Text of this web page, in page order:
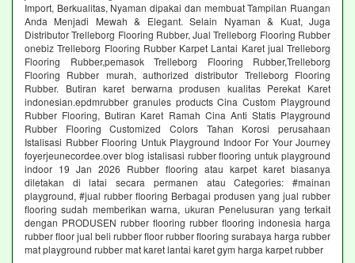
Import, Berkualitas, Nyaman dipakai dan membuat Tampilan Ruangan
Anda Menjadi Mewah & Elegant. Selain Nyaman & Kuat, Juga
Distributor Trelleborg Flooring Rubber, Jual Trelleborg Flooring Rubber
onebiz Trelleborg Flooring Rubber Karpet Lantai Karet jual Trelleborg
Flooring Rubber,pemasok Trelleborg Flooring Rubber,Trelleborg
Flooring Rubber murah, authorized distributor Trelleborg Flooring
Rubber. Butiran karet berwarna produsen kualitas Perekat Karet
indonesian.epdmrubber granules products Cina Custom Playground
Rubber Flooring, Butiran Karet Ramah Cina Anti Statis Playground
Rubber Flooring Customized Colors Tahan Korosi perusahaan
Istalisasi Rubber Flooring Untuk Playground Indoor For Your Journey
foyerjeunecordee.over blog istalisasi rubber flooring untuk playground
indoor 19 Jan 2026 Rubber flooring atau karpet karet biasanya
diletakan di latai secara permanen atau Categories: #mainan
playground, #jual rubber flooring Berbagai produsen yang jual rubber
flooring sudah memberikan warna, ukuran Penelusuran yang terkait
dengan PRODUSEN rubber flooring rubber flooring indonesia harga
rubber floor jual beli rubber floor rubber flooring surabaya harga rubber
mat playground rubber mat karet lantai karet gym harga karpet rubber